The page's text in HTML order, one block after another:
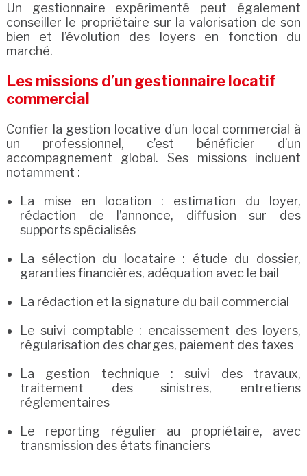
Un gestionnaire expérimenté peut également
conseiller le propriétaire sur la valorisation de son
bien et l’évolution des loyers en fonction du
marché.
Les missions d’un gestionnaire locatif
commercial
Confier la gestion locative d’un local commercial à
un professionnel, c’est bénéficier d’un
accompagnement global. Ses missions incluent
notamment :
La mise en location : estimation du loyer,
rédaction de l’annonce, diffusion sur des
supports spécialisés
La sélection du locataire : étude du dossier,
garanties financières, adéquation avec le bail
La rédaction et la signature du bail commercial
Le suivi comptable : encaissement des loyers,
régularisation des charges, paiement des taxes
La gestion technique : suivi des travaux,
traitement des sinistres, entretiens
réglementaires
Le reporting régulier au propriétaire, avec
transmission des états financiers